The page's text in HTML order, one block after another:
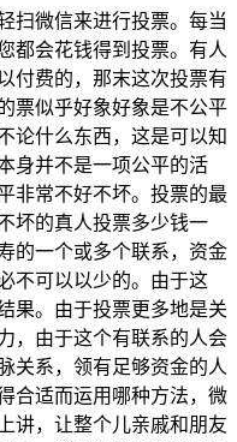
扫微信来进行投票。每当
都会花钱得到投票。有人
付费的，那末这次投票有
票似乎好象好象是不公平
论什么东西，这是可以知
身并不是一项公平的活
非常不好不坏。投票的最
坏的真人投票多少钱一
的一个或多个联系，资金
不可以以少的。由于这
果。由于投票更多地是关
，由于这个有联系的人会
关系，领有足够资金的人
合适而运用哪种方法，微
讲，让整个儿亲戚和朋友